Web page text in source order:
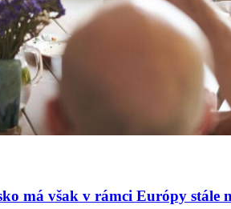
má však v rámci Európy stále